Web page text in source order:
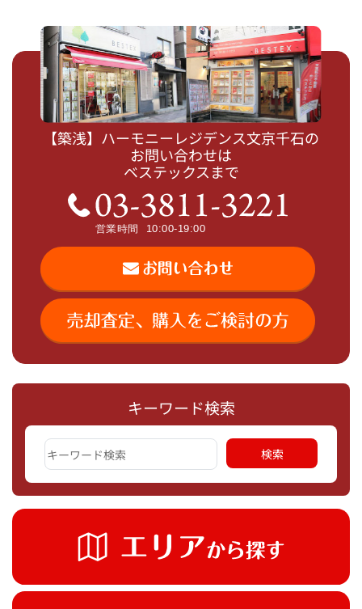
キーワード検索
【築浅】ハーモニーレジデンス文京千石の
お問い合わせは
ベステックスまで